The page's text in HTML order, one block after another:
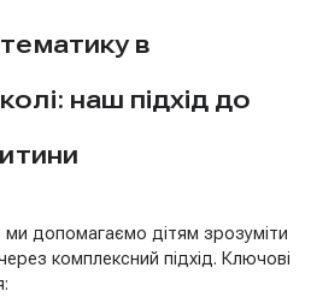
в
наш підхід до
ми допомагаємо дітям зрозуміти
комплексний підхід. Ключові